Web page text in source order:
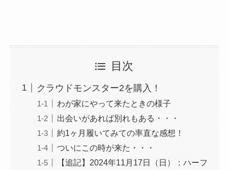
目次
クラウドモンスター2を購入！
わが家にやって来たときの様子
出会いがあれば別れもある・・・
約1ヶ月履いてみての率直な感想！
ついにこの時が来た・・・
【追記】2024年11月17日（日）：ハーフ